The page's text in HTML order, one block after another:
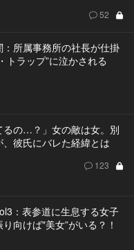
52
所属事務所の社長が仕掛
トラップ”に泣かされる
るの…？」女の敵は女。別
彼氏にバレた経緯とは
123
：表参道に生息する女子
向けば"美女”がいる？！